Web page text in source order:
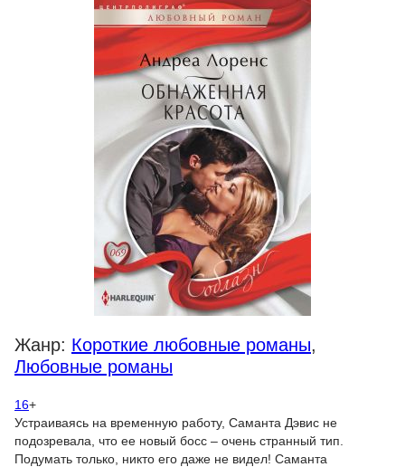
Жанр: Короткие любовные романы,
Любовные романы
16+
Устраиваясь на временную работу, Саманта Дэвис не
подозревала, что ее новый босс – очень странный тип.
Подумать только, никто его даже не видел! Саманта